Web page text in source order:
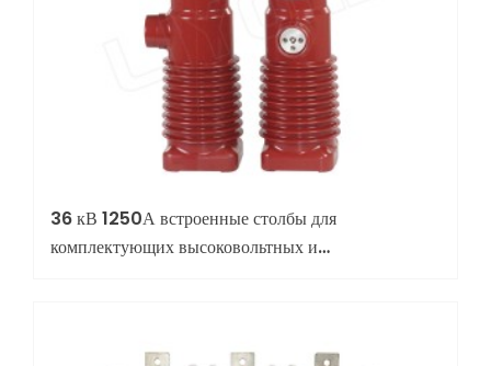
36 кВ 1250А встроенные столбы для
комплектующих высоковольтных и